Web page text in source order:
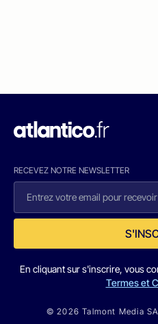
RECEVEZ NOTRE NEWSLETTER
En cliquant sur s'inscrire, vous
Termes et
© 2026 Talmont Media